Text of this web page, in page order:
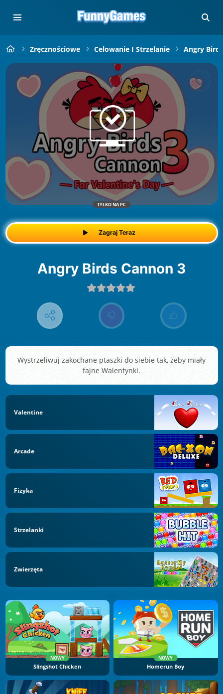
Zręcznościowe Celowanie I Strzelanie Angry Birds
TYLKO NA PC
Zagraj Teraz
Angry Birds Cannon 3
Wystrzeliwuj zakochane ptaszki do siebie tak, żeby miały
fajne Walentynki.
Valentine
Arcade
Fizyka
Strzelanki
Zwierzęta
NOWY
Slingshot Chicken
NOWY
Homerun Boy